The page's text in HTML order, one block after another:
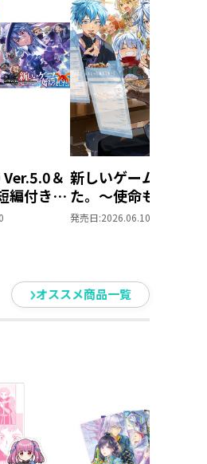
トア
Ver.5.0＆
編付き】
めまし
新しいゲーム始めま
た。～使命もないの
最強です？～12
発売日:2026.06.10
オススメ商品一覧